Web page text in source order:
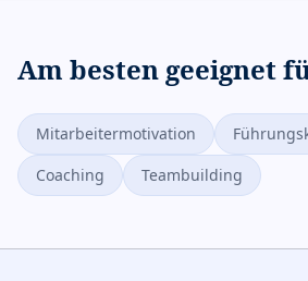
Am besten geeignet
Mitarbeitermotivation
Coaching
Teambuilding